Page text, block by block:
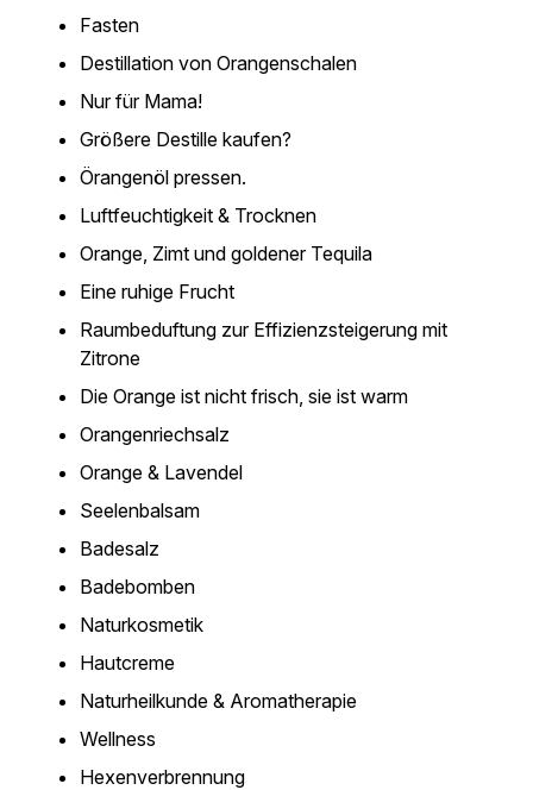
Fasten
Destillation von Orangenschalen
Nur für Mama!
Größere Destille kaufen?
Örangenöl pressen.
Luftfeuchtigkeit & Trocknen
Orange, Zimt und goldener Tequila
Eine ruhige Frucht
Raumbeduftung zur Effizienzsteigerung mit
Zitrone
Die Orange ist nicht frisch, sie ist warm
Orangenriechsalz
Orange & Lavendel
Seelenbalsam
Badesalz
Badebomben
Naturkosmetik
Hautcreme
Naturheilkunde & Aromatherapie
Wellness
Hexenverbrennung